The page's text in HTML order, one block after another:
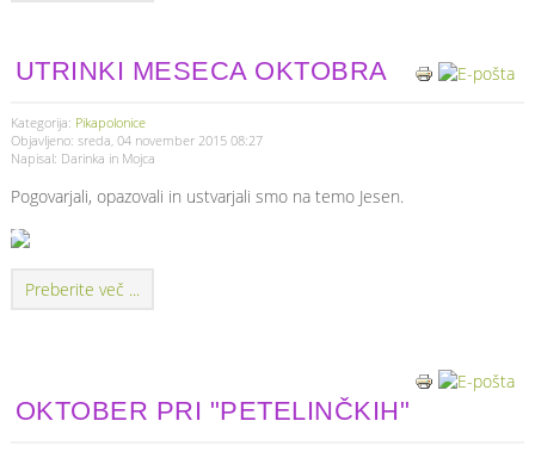
UTRINKI MESECA OKTOBRA
Kategorija: Pikapolonice
Objavljeno: sreda, 04 november 2015 08:27
Napisal: Darinka in Mojca
Pogovarjali, opazovali in ustvarjali smo na temo Jesen.
Preberite več ...
OKTOBER PRI "PETELINČKIH"